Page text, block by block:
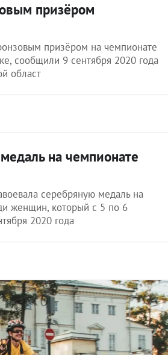
призёром
призёром на чемпионате
сообщили 9 сентября 2020 года
област
на чемпионате
серебряную медаль на
женщин, который с 5 по 6
2020 года